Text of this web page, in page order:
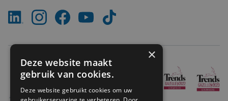
×
Deze website maakt
gebruik van cookies.
Deze website gebruikt cookies om uw